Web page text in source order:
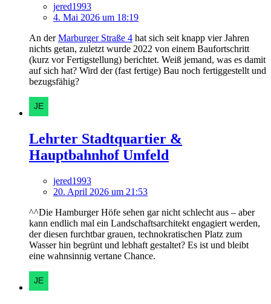
jered1993
4. Mai 2026 um 18:19
An derMarburger Straße 4 hat sich seit knapp vier Jahren
nichts getan, zuletzt wurde 2022 von einem Baufortschritt
(kurz vor Fertigstellung) berichtet. Weiß jemand, was es damit
auf sich hat? Wird der (fast fertige) Bau noch fertiggestellt und
bezugsfähig?
Lehrter Stadtquartier &
Hauptbahnhof Umfeld
jered1993
20. April 2026 um 21:53
^^Die Hamburger Höfe sehen gar nicht schlecht aus – aber
kann endlich mal ein Landschaftsarchitekt engagiert werden,
der diesen furchtbar grauen, technokratischen Platz zum
Wasser hin begrünt und lebhaft gestaltet? Es ist und bleibt
eine wahnsinnig vertane Chance.